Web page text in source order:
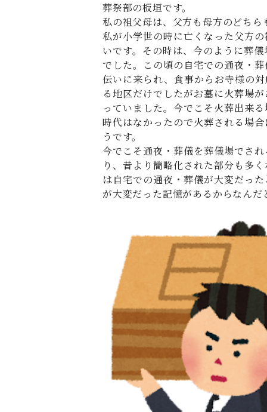
葬祭部の板垣です。
私の祖父母は、父方も母方のどち
私が小学世の時に亡くなった父方
いです。その時は、今のように葬
でした。この頃の自宅での通夜・
伝いに来られ、食事からお寺様の
る地区だけでしたがお墓に火葬場
っていました。今でこそ火葬出来
時代はなかったので火葬される場
うです。
今でこそ通夜・葬儀を葬儀場でさ
り、昔より簡略化された部分も多
は自宅での通夜・葬儀が大変だっ
が大変だった記憶があるからなんだ